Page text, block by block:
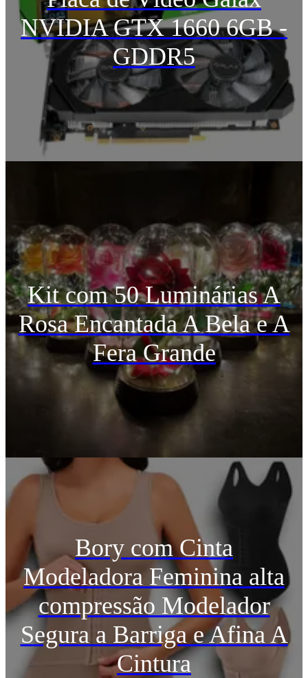
NVIDIA GTX 1660 6GB -
GDDR5
Kit com 50 Luminárias A
Rosa Encantada A Bela e A
Fera Grande
Bory com Cinta
Modeladora Feminina alta
compressão Modelador
Segura a Barriga e Afina A
Cintura